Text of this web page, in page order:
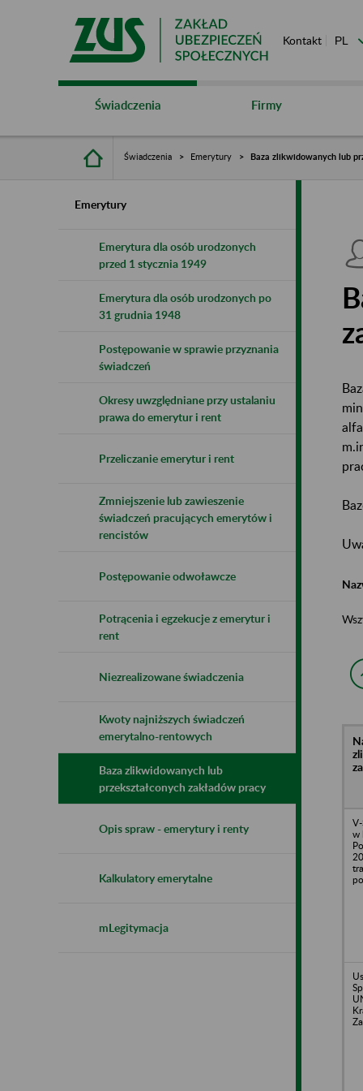
Kontakt
Świadczenia Firmy
Świadczenia Emerytury Baza zlikwidowanych lub
Emerytury
Emerytura dla osób urodzonych
przed 1 stycznia 1949
Emerytura dla osób urodzonych po
31 grudnia 1948
Postępowanie w sprawie przyznania
świadczeń
Okresy uwzględniane przy ustalaniu
prawa do emerytur i rent
Przeliczanie emerytur i rent
Zmniejszenie lub zawieszenie
świadczeń pracujących emerytów i
rencistów
Postępowanie odwoławcze
Potrącenia i egzekucje z emerytur i
rent
Niezrealizowane świadczenia
Kwoty najniższych świadczeń
emerytalno-rentowych
Baza zlikwidowanych lub
przekształconych zakładów pracy
Opis spraw - emerytury i renty
Kalkulatory emerytalne
mLegitymacja
w